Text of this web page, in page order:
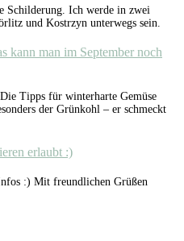
Schilderung. Ich werde in zwei
und Kostrzyn unterwegs sein.
kann man im September noch
Tipps für winterharte Gemüse
der Grünkohl – er schmeckt
erlaubt :)
:) Mit freundlichen Grüßen